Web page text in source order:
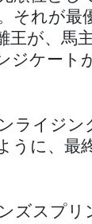
それが最
王が、馬
ジケート
ライジン
うに、最
ズスプ